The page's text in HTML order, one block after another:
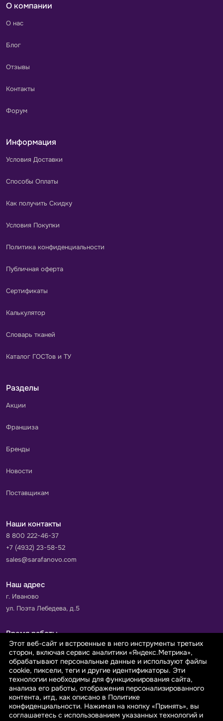
О компании
О нас
Блог
Отзывы
Контакты
Форум
Информация
Условия Доставки
Способы Оплаты
Как получить Скидку
Условия Покупки
Политика конфиденциальности
Публичная оферта
Сертификаты
Калькулятор
Словарь тканей
Каталог ГОСТов и ТУ
Разделы
Акции
Франшиза
Бренды
Новости
Поставщикам
Наши контакты
8 800 222-46-37
+7 (4932) 23-58-52
sales@sarafanovo.com
Наш адрес
г. Иваново
ул. Поэта Лебедева, д.5
Время работы
Пн-Пт с 9.00 до 18.00
Сб-Вс: выходной
Принимаем к оплате
Этот веб-сайт и встроенные в него инструменты третьих
сторон, включая сервис аналитики «Яндекс.Метрика»,
обрабатывают персональные данные и используют файлы
cookie, пиксели, теги и другие идентификаторы. Эти
технологии необходимы для функционирования сайта,
анализа его работы, отображения персонализированного
контента, итд, как описано в Политике
конфиденциальности. Нажимая на кнопку «Принять», вы
соглашаетесь с использованием указанных технологий и